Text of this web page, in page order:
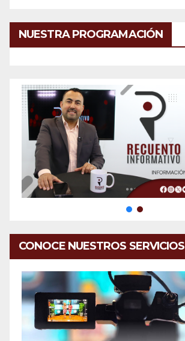
NUESTRA PROGRAMACIÓN
CONOCE NUESTROS SERVICIOS